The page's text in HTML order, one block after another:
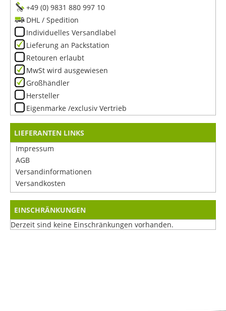
+49 (0) 9831 880 997 10
DHL / Spedition
Individuelles Versandlabel
Lieferung an Packstation
Retouren erlaubt
MwSt wird ausgewiesen
Großhändler
Hersteller
Eigenmarke /exclusiv Vertrieb
LIEFERANTEN LINKS
Impressum
AGB
Versandinformationen
Versandkosten
EINSCHRÄNKUNGEN
Derzeit sind keine Einschränkungen vorhanden.